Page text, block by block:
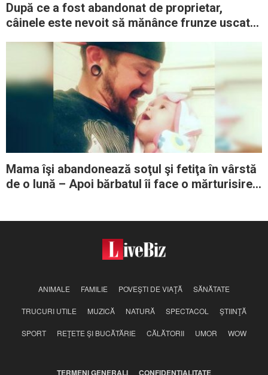
După ce a fost abandonat de proprietar,
câinele este nevoit să mănânce frunze uscate
Mama îşi abandonează soţul şi fetiţa în vârstă
de o lună – Apoi bărbatul îi face o mărturisire
ANIMALE FAMILIE POVEŞTI DE VIAŢĂ SĂNĂTATE
TRUCURI UTILE MUZICĂ NATURĂ SPECTACOL ŞTIINŢĂ
SPORT REŢETE ŞI BUCĂTĂRIE CĂLĂTORII UMOR WOW
TERMENI GENERALI CONFIDENŢIALITATE